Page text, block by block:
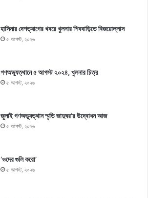
হাসিনার দেশত্যাগের খবরে খুলনার শিববাড়িতে বিজয়োল্লাস
৫ আগস্ট, ২০২৬
গণঅভ্যুত্থানে ৫ আগস্ট ২০২৪, খুলনার চিত্র
৫ আগস্ট, ২০২৬
জুলাই গণঅভ্যুত্থান স্মৃতি জাদুঘর’র উদ্বোধন আজ
৫ আগস্ট, ২০২৬
‘ওদের গুলি করো’
৫ আগস্ট, ২০২৬